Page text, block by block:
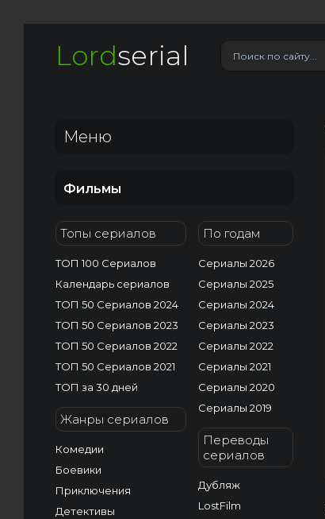
Lordserial
Меню
Фильмы
Топы сериалов
ТОП 100 Сериалов
Календарь сериалов
ТОП 50 Сериалов 2024
ТОП 50 Сериалов 2023
ТОП 50 Сериалов 2022
ТОП 50 Сериалов 2021
ТОП за 30 дней
Жанры сериалов
Комедии
Боевики
Приключения
Детективы
По годам
Сериалы 2026
Сериалы 2025
Сериалы 2024
Сериалы 2023
Сериалы 2022
Сериалы 2021
Сериалы 2020
Сериалы 2019
Переводы
сериалов
Дубляж
LostFilm